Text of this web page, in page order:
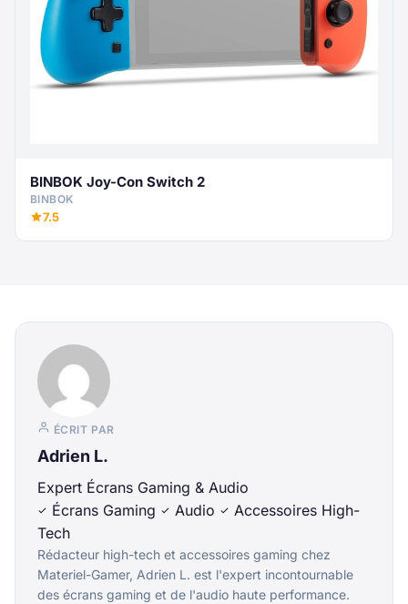
BINBOK Joy-Con Switch 2
BINBOK
7.5
ÉCRIT PAR
Adrien L.
Expert Écrans Gaming & Audio
Écrans Gaming
Audio
Accessoires High-
Tech
Rédacteur high-tech et accessoires gaming chez
Materiel-Gamer, Adrien L. est l'expert incontournable
des écrans gaming et de l'audio haute performance.